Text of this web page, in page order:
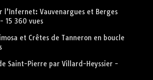
l’Infernet: Vauvenargues et Berges
- 15 360 vues
et Crêtes de Tanneron en boucle
Saint-Pierre par Villard-Heyssier -